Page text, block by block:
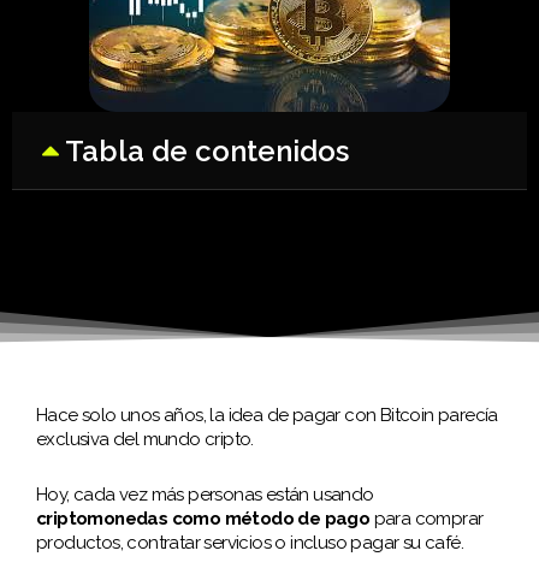
Tabla de contenidos
Hace solo unos años, la idea de pagar con Bitcoin parecía
exclusiva del mundo cripto.
Hoy, cada vez más personas están usando
criptomonedas como método de pago para comprar
productos, contratar servicios o incluso pagar su café.